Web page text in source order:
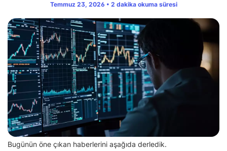
Temmuz 23, 2026 • 2 dakika okuma süresi
Bugünün öne çıkan haberlerini aşağıda derledik.